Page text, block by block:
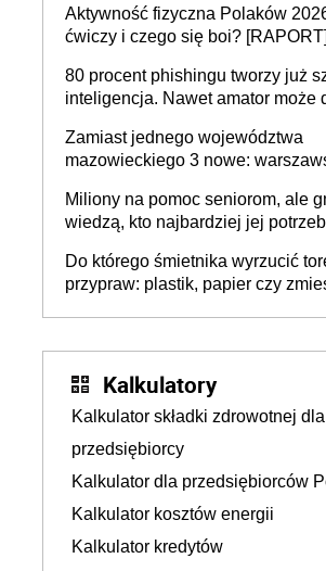
rozstrzygać sprawy
Aktywność fizyczna Polaków
ćwiczy i czego się boi? [RAPORT]
80 procent phishingu tworzy już
inteligencja. Nawet amator może
Zamiast jednego województwa
mazowieckiego 3 nowe:
Europie nie ma tak dużych
stołecznych
Miliony na pomoc seniorom, ale
wiedzą, kto najbardziej jej
Do którego śmietnika wyrzucić
przypraw: plastik, papier czy
Kalkulatory
Kalkulator składki zdrowotnej dla
przedsiębiorcy
Kalkulator dla przedsiębiorców
Kalkulator kosztów energii
Kalkulator kredytów